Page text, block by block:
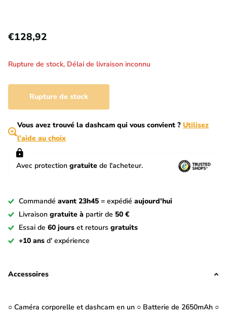
€128,92
Rupture de stock, Délai de livraison inconnu
Rupture de stock
Vous avez trouvé la dashcam qui vous convient ? Utilisez
l'aide au choix
Avec protection gratuite de l'acheteur.
Commandé avant 23h45 = expédié aujourd'hui
Livraison gratuite à partir de 50 €
Essai de 60 jours et retours gratuits
+10 ans d' expérience
Accessoires
○ Caméra corporelle et dashcam en un ○ Batterie de 2650mAh ○